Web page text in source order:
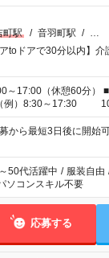
町駅 / 音羽町駅 / …
アtoドアで30分以内】
休憩60分） ■ご希望があればその他
（例）8:30～17:30
合わせたい」 「でき
望に沿ったお仕事をご紹
ご覧のお仕事で希望す
間。 合計で週40時間
から最短3日後に開始
50代活躍中 / 服装自由
ソコンスキル不要
応募する